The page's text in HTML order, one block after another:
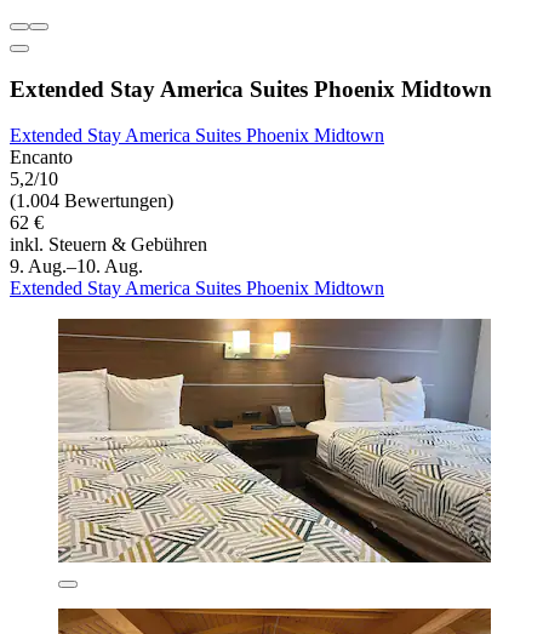
Extended Stay America Suites Phoenix Midtown
Extended Stay America Suites Phoenix Midtown
Encanto
5,2/10
(1.004 Bewertungen)
62 €
inkl. Steuern & Gebühren
9. Aug.–10. Aug.
Extended Stay America Suites Phoenix Midtown